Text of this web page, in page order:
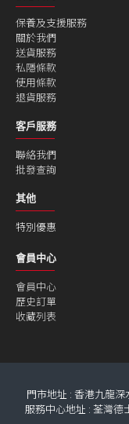
保養及支援服務
關於我們
送貨服務
私隱條款
使用條款
退貨服務
客戶服務
聯絡我們
批發查詢
其他
特別優惠
會員中心
會員中心
歷史訂單
收藏列表
門市地址 : 香港九龍
服務中心地址 : 荃灣德